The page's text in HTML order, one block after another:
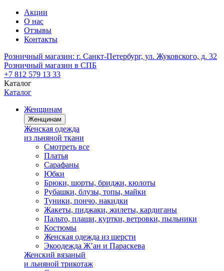
Акции
О нас
Отзывы
Контакты
Розничный магазин: г. Санкт-Петербург, ул. Жуковского, д. 32
Розничный магазин в СПБ
+7 812 579 13 33
Каталог
Каталог
Женщинам
Женщинам
Женская одежда
из льняной ткани
Смотреть все
Платья
Сарафаны
Юбки
Брюки, шорты, бриджи, кюлоты
Рубашки, блузы, топы, майки
Туники, пончо, накидки
Жакеты, пиджаки, жилеты, кардиганы
Пальто, плащи, куртки, ветровки, пыльники
Костюмы
Женская одежда из шерсти
Экоодежда Ж’ан и Параскева
Женский вязаный
и льняной трикотаж